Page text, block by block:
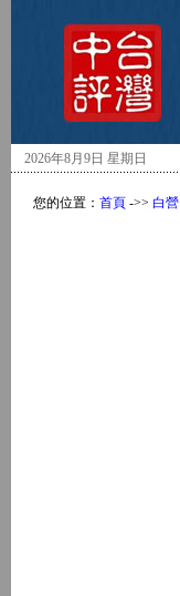
2026年8月9日 星期日
您的位置： 首頁 ->> 白營